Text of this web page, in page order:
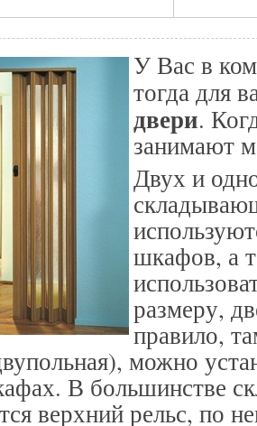
У Вас в
тогда для
двери.
занимают
Двух и
шкафов, а
размеру,
правило,
можно
В большинстве
верхний рельс, по